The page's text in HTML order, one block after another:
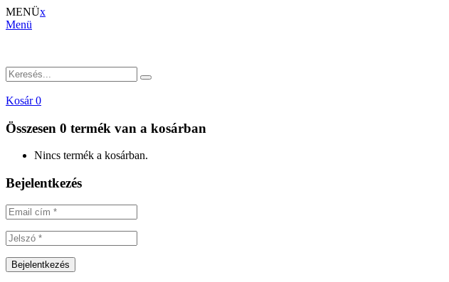
MENÜx
Menü
Kosár 0
Összesen 0 termék van a kosárban
Nincs termék a kosárban.
Bejelentkezés